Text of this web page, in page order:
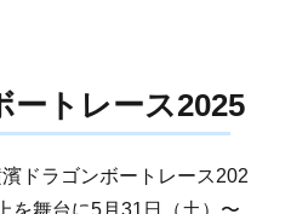
ートレース2025
ドラゴンボートレース202